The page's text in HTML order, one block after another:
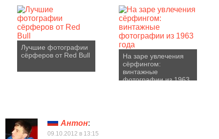
Лучшие фотографии
сёрферов от Red Bull
На заре увлечения
сёрфингом:
винтажные
фотографии из 1963
Антон:
09.10.2012 в 13:15